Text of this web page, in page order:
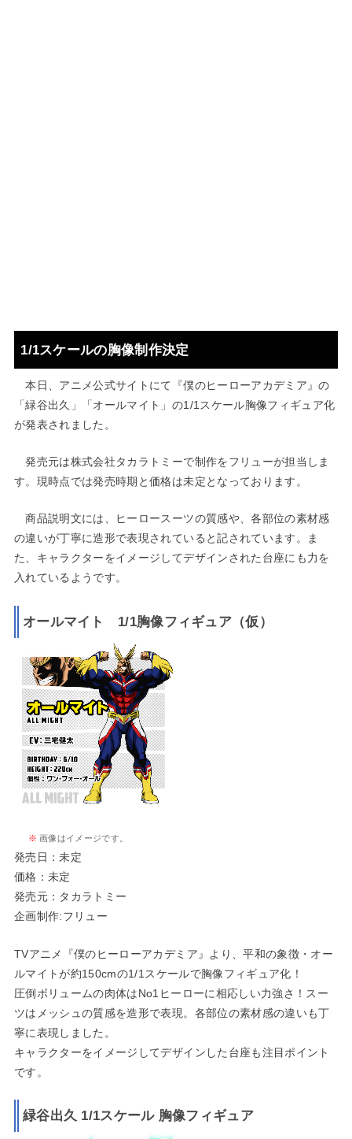
1/1スケールの胸像制作決定
本日、アニメ公式サイトにて『僕のヒーローアカデミア』の
「緑谷出久」「オールマイト」の1/1スケール胸像フィギュア化
が発表されました。
発売元は株式会社タカラトミーで制作をフリューが担当しま
す。現時点では発売時期と価格は未定となっております。
商品説明文には、ヒーロースーツの質感や、各部位の素材感
の違いが丁寧に造形で表現されていると記されています。ま
た、キャラクターをイメージしてデザインされた台座にも力を
入れているようです。
オールマイト 1/1胸像フィギュア（仮）
※ 画像はイメージです。
発売日：未定
価格：未定
発売元：タカラトミー
企画制作:フリュー
TVアニメ『僕のヒーローアカデミア』より、平和の象徴・オー
ルマイトが約150cmの1/1スケールで胸像フィギュア化！
圧倒ボリュームの肉体はNo1ヒーローに相応しい力強さ！スー
ツはメッシュの質感を造形で表現。各部位の素材感の違いも丁
寧に表現しました。
キャラクターをイメージしてデザインした台座も注目ポイント
です。
緑谷出久 1/1スケール 胸像フィギュア